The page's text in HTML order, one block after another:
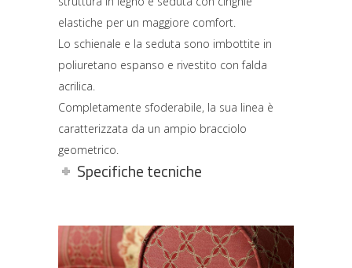
elastiche per un maggiore comfort.
Lo schienale e la seduta sono imbottite in
poliuretano espanso e rivestito con falda
acrilica.
Completamente sfoderabile, la sua linea è
caratterizzata da un ampio bracciolo
geometrico.
Specifiche tecniche